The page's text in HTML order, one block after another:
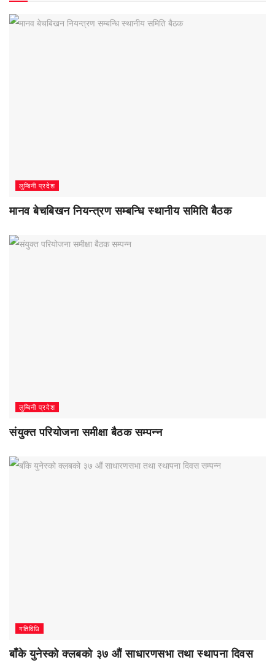
लुम्बिनी प्रदेश
मानव बेचबिखन नियन्त्रण सम्बन्धि स्थानीय समिति बैठक
लुम्बिनी प्रदेश
संयुक्त परियोजना समीक्षा बैठक सम्पन्न
गतिविधि
बाँके युनेस्को क्लबको ३७ औं साधारणसभा तथा स्थापना दिवस